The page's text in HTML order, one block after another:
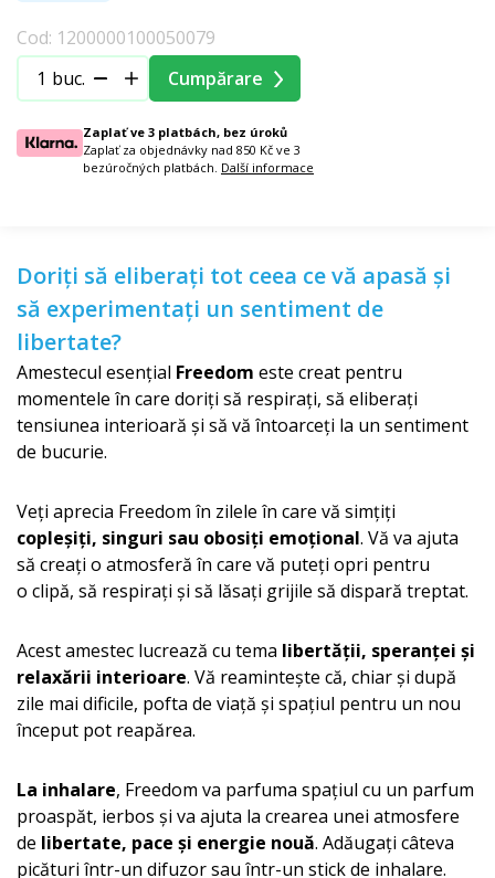
Cod: 1200000100050079
buc.
Cumpărare
Zaplať ve 3 platbách, bez úroků
Zaplať za objednávky nad 850 Kč ve 3
bezúročných platbách. Další informace
Doriți să eliberați tot ceea ce vă apasă și
să experimentați un sentiment de
libertate?
Amestecul esențial Freedom este creat pentru
momentele în care doriți să respirați, să eliberați
tensiunea interioară și să vă întoarceți la un sentiment
de bucurie.
Veți aprecia Freedom în zilele în care vă simțiți
copleșiți, singuri sau obosiți emoțional. Vă va ajuta
să creați o atmosferă în care vă puteți opri pentru
o clipă, să respirați și să lăsați grijile să dispară treptat.
Acest amestec lucrează cu tema libertății, speranței și
relaxării interioare. Vă reamintește că, chiar și după
zile mai dificile, pofta de viață și spațiul pentru un nou
început pot reapărea.
La inhalare, Freedom va parfuma spațiul cu un parfum
proaspăt, ierbos și va ajuta la crearea unei atmosfere
de libertate, pace și energie nouă. Adăugați câteva
picături într-un difuzor sau într-un stick de inhalare.